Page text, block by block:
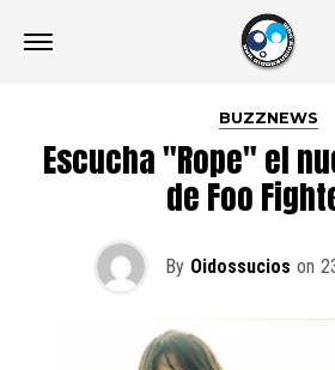
BUZZNEWS
Escucha "Rope" el
de Foo
By Oidossucios on